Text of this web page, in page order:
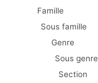
Famille
Sous famille
Genre
Sous genre
Section